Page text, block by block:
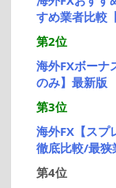
すめ業者比較
第2位
海外FXボーナ
のみ】最新版
第3位
海外FX【スプ
徹底比較/最狭
第4位